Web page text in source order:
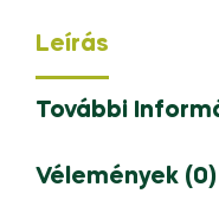
Leírás
További
Vélemények (0)